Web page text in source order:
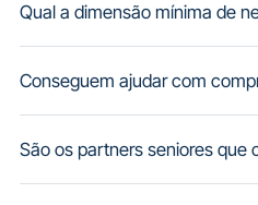
Qual a dimensão mínima de
Conseguem ajudar com
São os partners seniores